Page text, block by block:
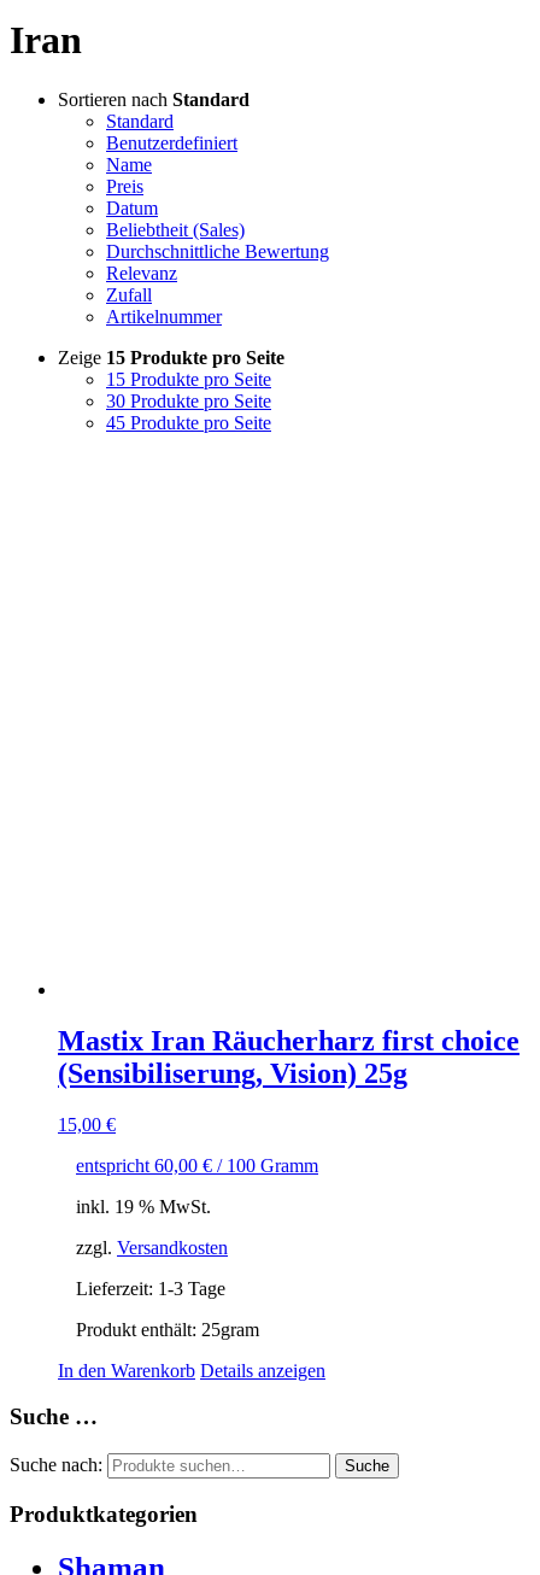
Iran
Sortieren nach Standard
Standard
Benutzerdefiniert
Name
Preis
Datum
Beliebtheit (Sales)
Durchschnittliche Bewertung
Relevanz
Zufall
Artikelnummer
Zeige 15 Produkte pro Seite
15 Produkte pro Seite
30 Produkte pro Seite
45 Produkte pro Seite
Mastix Iran Räucherharz first choice
(Sensibiliserung, Vision) 25g
15,00 €
entspricht 60,00 € / 100 Gramm
inkl. 19 % MwSt.
zzgl. Versandkosten
Lieferzeit: 1-3 Tage
Produkt enthält: 25gram
In den Warenkorb Details anzeigen
Suche …
Suche nach: Suche
Produktkategorien
Shaman